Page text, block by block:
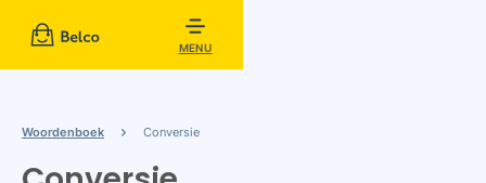
MENU
Woordenboek Conversie